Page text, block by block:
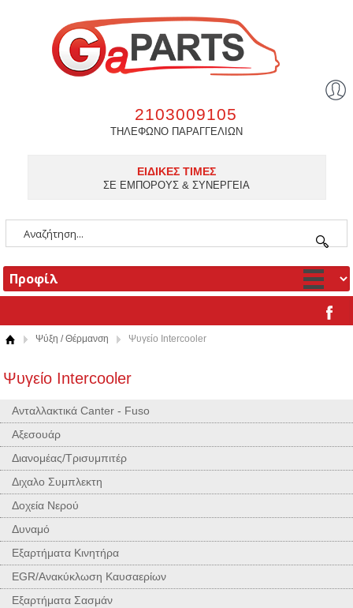
2103009105
ΤΗΛΕΦΩΝΟ ΠΑΡΑΓΓΕΛΙΩΝ
ΕΙΔΙΚΕΣ ΤΙΜΕΣ
ΣΕ ΕΜΠΟΡΟΥΣ & ΣΥΝΕΡΓΕΙΑ
Ψύξη / Θέρμανση Ψυγείο Intercooler
Ψυγείο Intercooler
Ανταλλακτικά Canter - Fuso
Αξεσουάρ
Διανομέας/Τρισυμπιτέρ
Διχαλο Συμπλεκτη
Δοχεία Νερού
Δυναμό
Εξαρτήματα Κινητήρα
EGR/Ανακύκλωση Καυσαερίων
Εξαρτήματα Σασμάν